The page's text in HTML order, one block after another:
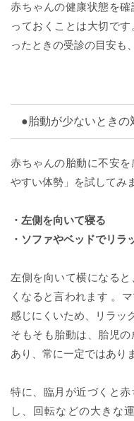
赤ちゃんの健康状態を
っておくことは大切で
ったときの受診の目安も
●胎動が少ないときの
赤ちゃんの胎動に不安
やすい体勢」を試してみ
・左側を向いて寝る
・ソファやベッドでリラ
左側を向いて横になる
くなると言われます 。
感じにくいため、リラッ
そもそも胎動は、胎児
あり、常に一定ではあり
特に、臨月が近づくと
し、回転などの大きな